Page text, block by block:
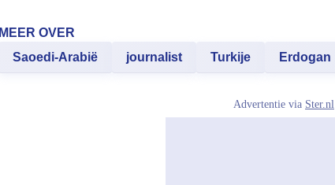
MEER OVER
Saoedi-Arabië
journalist Turkije Erdogan
Advertentie via Ster.nl